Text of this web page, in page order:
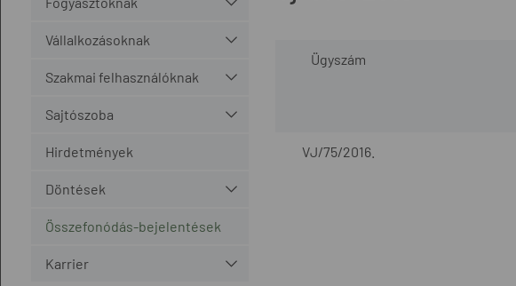
Vállalkozásoknak
Szakmai felhasználóknak
Sajtószoba
Hirdetmények
Döntések
Összefonódás-bejelentések
Karrier
Ügyszám
VJ/75/2016.